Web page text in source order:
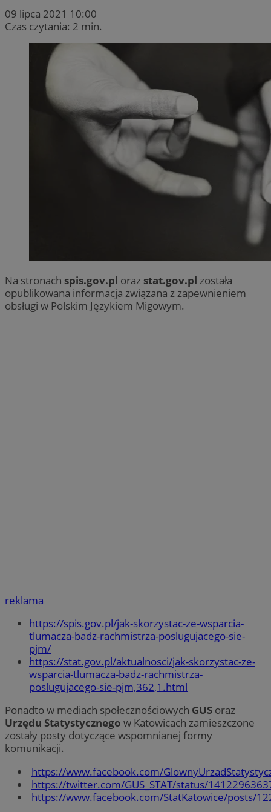
09 lipca 2021 10:00
Czas czytania: 2 min.
Na stronach spis.gov.pl oraz stat.gov.pl została
opublikowana informacja związana z zapewnieniem
obsługi w Polskim Językiem Migowym.
reklama
https://spis.gov.pl/jak-skorzystac-ze-wsparcia-
tlumacza-badz-rachmistrza-poslugujacego-sie-
pjm/
https://stat.gov.pl/aktualnosci/jak-skorzystac-ze-
wsparcia-tlumacza-badz-rachmistrza-
poslugujacego-sie-pjm,362,1.html
Ponadto w mediach społecznościowych GUS oraz
Urzędu Statystycznego w Katowicach zamieszczone
zostały posty dotyczące wspomnianej formy
komunikacji.
https://www.facebook.com/
https://twitter.com/GUS_STAT/status/
https://www.facebook.com/StatKatowice/posts/